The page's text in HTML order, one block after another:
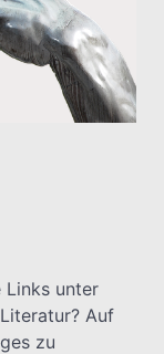
Links unter
Auf
zu